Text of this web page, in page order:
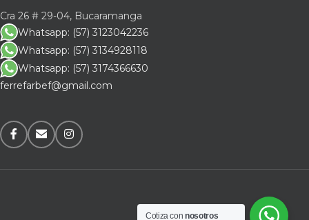
Cra 26 # 29-04, Bucaramanga
Whatsapp: (57) 3123042236
Whatsapp: (57) 3134928118
Whatsapp: (57) 3174366630
ferrefarbef@gmail.com
Cotiza connosotros